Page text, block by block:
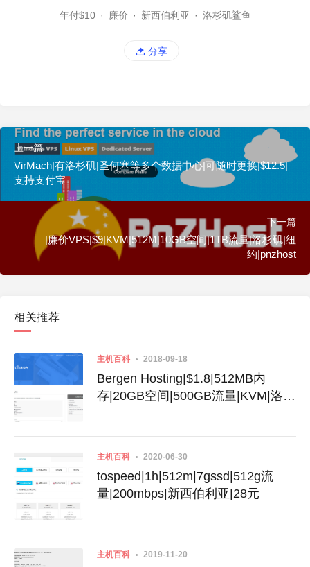
年付$10 · 廉价 · 新西伯利亚 · 洛杉矶鲨鱼
分享
上一篇
VirMach|有洛杉矶|圣何塞等多个数据中心|可随时更换|$12.5|
支持支付宝
下一篇
|廉价VPS|$9|KVM|512M|10GB空间|1TB流量|洛杉矶|纽
约|pnzhost
相关推荐
主机百科 2018-09-18
Bergen Hosting|$1.8|512MB内
存|20GB空间|500GB流量|KVM|洛杉
主机百科 2020-06-30
tospeed|1h|512m|7gssd|512g流
量|200mbps|新西伯利亚|28元
主机百科 2019-11-20